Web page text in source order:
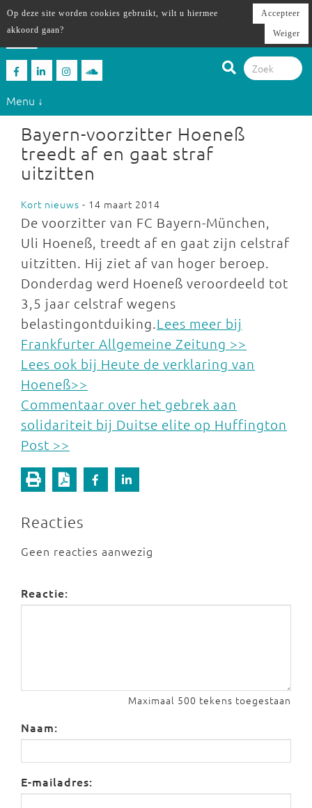
Menu ↓
Bayern-voorzitter Hoeneß
treedt af en gaat straf
uitzitten
Kort nieuws - 14 maart 2014
De voorzitter van FC Bayern-München,
Uli Hoeneß, treedt af en gaat zijn celstraf
uitzitten. Hij ziet af van hoger beroep.
Donderdag werd Hoeneß veroordeeld tot
3,5 jaar celstraf wegens
belastingontduiking.Lees meer bij
Frankfurter Allgemeine Zeitung >>
Lees ook bij Heute de verklaring van
Hoeneß>>
Commentaar over het gebrek aan
solidariteit bij Duitse elite op Huffington
Post >>
Reacties
Geen reacties aanwezig
Reactie:
Maximaal 500 tekens toegestaan
Naam:
E-mailadres:
Op deze site worden cookies gebruikt, wilt u hiermee
akkoord gaan?
Accepteer
Weiger